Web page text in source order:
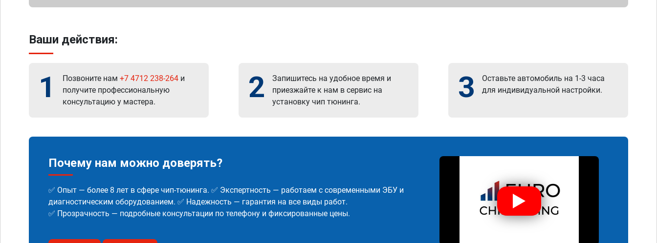
Ваши действия:
1 Позвоните нам +7 4712 238-264 и
получите профессиональную
консультацию у мастера.
2
Запишитесь на удобное время и
приезжайте к нам в сервис на
установку чип тюнинга.
3
Оставьте автомобиль на 1-3 часа
для индивидуальной настройки.
Почему нам можно доверять?
✅ Опыт — более 8 лет в сфере чип-тюнинга. ✅ Экспертность — работаем с современными ЭБУ и
диагностическим оборудованием. ✅ Надежность — гарантия на все виды работ.
✅ Прозрачность — подробные консультации по телефону и фиксированные цены.